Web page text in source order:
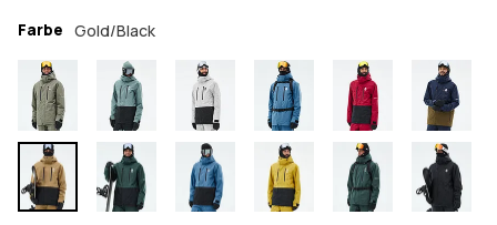
Farbe Gold/Black